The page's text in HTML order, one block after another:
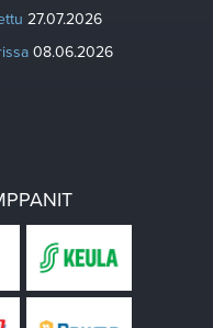
27.07.2026
08.06.2026